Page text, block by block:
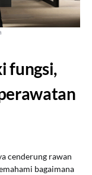
fungsi,
cenderung rawan
bagaimana